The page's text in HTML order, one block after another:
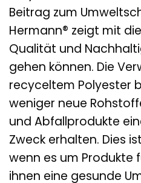
Beitrag zum
Hermann® zeigt mit
Qualität und
gehen können. Die
recyceltem Polyester
weniger neue
und Abfallprodukte
Zweck erhalten. Dies
wenn es um Produkte
ihnen eine gesunde